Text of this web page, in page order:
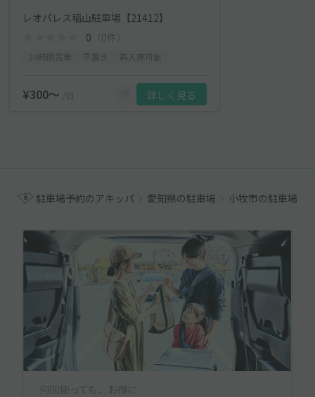
レオパレス稲山駐車場【21412】
0 （0件）
¥300〜 /日 詳しく見る
駐車場予約のアキッパ 愛知県の駐車場 小牧市の駐車場
何回使っても、お得に